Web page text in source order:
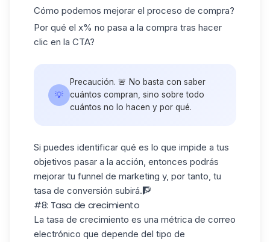
Cómo podemos mejorar el proceso de compra?
Por qué el x% no pasa a la compra tras hacer
clic en la CTA?
💡
Precaución. 🚨 No basta con saber
cuántos compran, sino sobre todo
cuántos no lo hacen y por qué.
Si puedes identificar qué es lo que impide a tus
objetivos pasar a la acción, entonces podrás
mejorar tu funnel de marketing y, por tanto, tu
tasa de conversión subirá.🧗
#8: Tasa de crecimiento
La tasa de crecimiento es una métrica de correo
electrónico que depende del tipo de